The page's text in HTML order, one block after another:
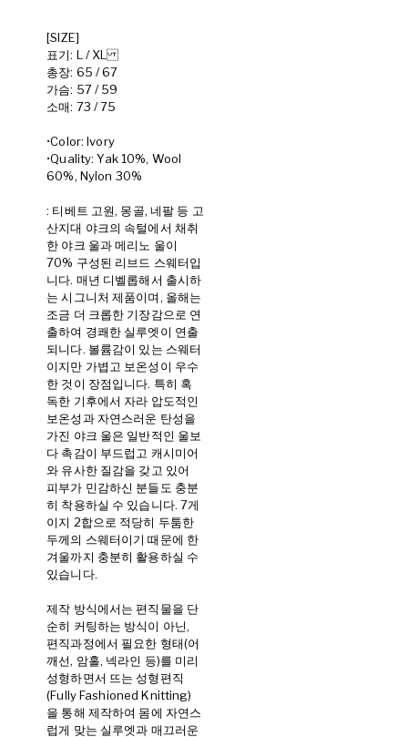
[SIZE]
표기: L / XL
총장: 65 / 67
가슴: 57 / 59
소매: 73 / 75
•Color: Ivory
•Quality: Yak 10%, Wool
60%, Nylon 30%
: 티베트 고원, 몽골, 네팔 등 고
산지대 야크의 속털에서 채취
한 야크 울과 메리노 울이
70% 구성된 리브드 스웨터입
니다. 매년 디벨롭해서 출시하
는 시그니처 제품이며, 올해는
조금 더 크롭한 기장감으로 연
출하여 경쾌한 실루엣이 연출
되니다. 볼륨감이 있는 스웨터
이지만 가볍고 보온성이 우수
한 것이 장점입니다. 특히 혹
독한 기후에서 자라 압도적인
보온성과 자연스러운 탄성을
가진 야크 울은 일반적인 울보
다 촉감이 부드럽고 캐시미어
와 유사한 질감을 갖고 있어
피부가 민감하신 분들도 충분
히 착용하실 수 있습니다. 7게
이지 2합으로 적당히 두툼한
두께의 스웨터이기 때문에 한
겨울까지 충분히 활용하실 수
있습니다.
제작 방식에서는 편직물을 단
순히 커팅하는 방식이 아닌,
편직과정에서 필요한 형태(어
깨선, 암홀, 넥라인 등)를 미리
성형하면서 뜨는 성형편직
(Fully Fashioned Knitting)
을 통해 제작하여 몸에 자연스
럽게 맞는 실루엣과 매끄러운